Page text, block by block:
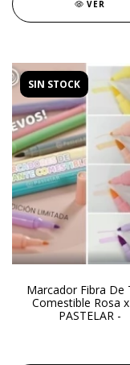
VER
SIN STOCK
Marcador Fibra De
Comestible Rosa
PASTELAR -